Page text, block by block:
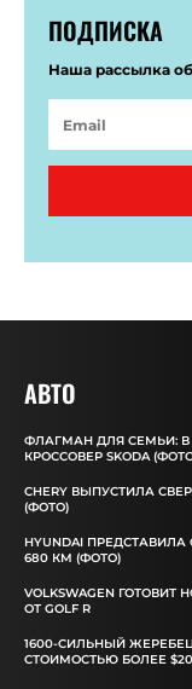
ПОДПИСКА
Наша рассылка
АВТО
ФЛАГМАН ДЛЯ СЕМЬИ:
КРОССОВЕР SKODA
CHERY ВЫПУСТИЛА
(ФОТО)
HYUNDAI
680 КМ (ФОТО)
VOLKSWAGEN
ОТ GOLF R
1600-СИЛЬНЫЙ
СТОИМОСТЬЮ БОЛЕЕ